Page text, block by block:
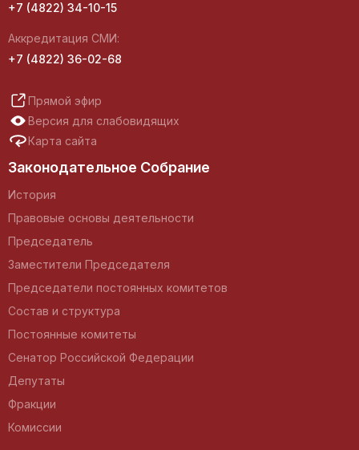
+7 (4822) 34-10-15
Аккредитация СМИ:
+7 (4822) 36-02-68
Прямой эфир
Версия для слабовидящих
Карта сайта
Законодательное Собрание
История
Правовые основы деятельности
Председатель
Заместители Председателя
Председатели постоянных комитетов
Состав и структура
Постоянные комитеты
Сенатор Российской Федерации
Депутаты
Фракции
Комиссии